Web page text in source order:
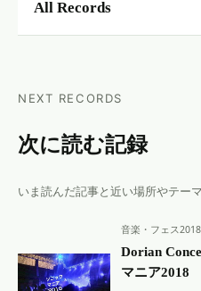
All Records
NEXT RECORDS
次に読む記録
いま読んだ記事と近い場所やテー
音楽・フェス
Dorian
マニア2018